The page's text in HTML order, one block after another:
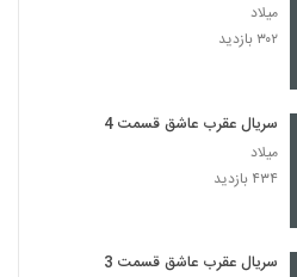
میلاد
۳۰۲ بازدید
سریال عقرب عاشق قسمت 4
میلاد
۴۳۴ بازدید
سریال عقرب عاشق قسمت 3